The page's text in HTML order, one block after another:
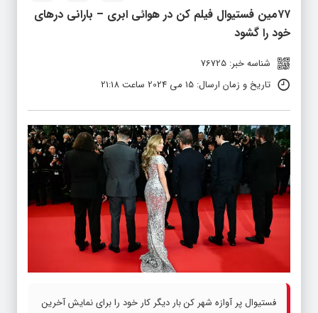
۷۷مین فستیوال فیلم کن در هوائی ابری – بارانی درهای
خود را گشود
شناسه خبر: 76725
تاریخ و زمان ارسال: 15 می 2024 ساعت 21:18
فستیوال پر آوازه شهر کن بار دیگر کار خود را برای نمایش آخرین